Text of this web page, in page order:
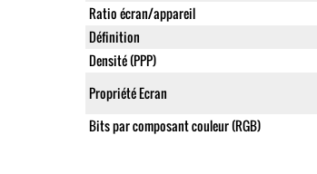
Ratio écran/appareil
Définition
Densité (PPP)
Propriété Ecran
Bits par composant couleur (RGB)